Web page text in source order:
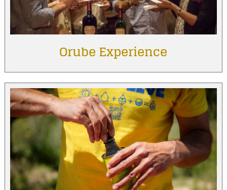
Orube Experience